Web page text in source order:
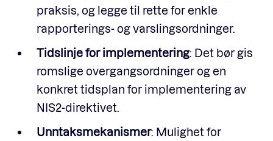
praksis, og legge til rette for enkle
rapporterings- og varslingsordninger.
Tidslinje for implementering: Det bør gis
romslige overgangsordninger og en
konkret tidsplan for implementering av
NIS2-direktivet.
Unntaksmekanismer: Mulighet for